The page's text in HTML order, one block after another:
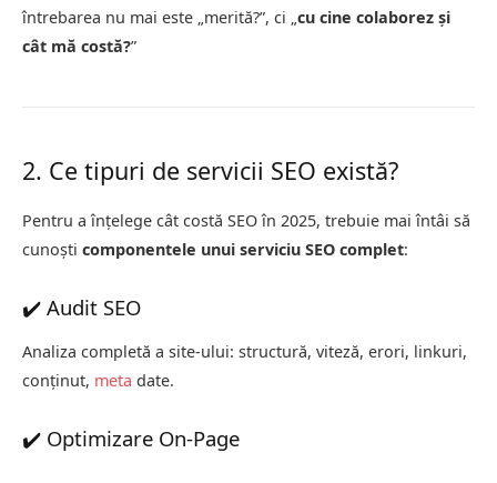
întrebarea nu mai este „merită?”, ci „cu cine colaborez și
cât mă costă?”
2. Ce tipuri de servicii SEO există?
Pentru a înțelege cât costă SEO în 2025, trebuie mai întâi să
cunoști componentele unui serviciu SEO complet:
✔️ Audit SEO
Analiza completă a site-ului: structură, viteză, erori, linkuri,
conținut, meta date.
✔️ Optimizare On-Page